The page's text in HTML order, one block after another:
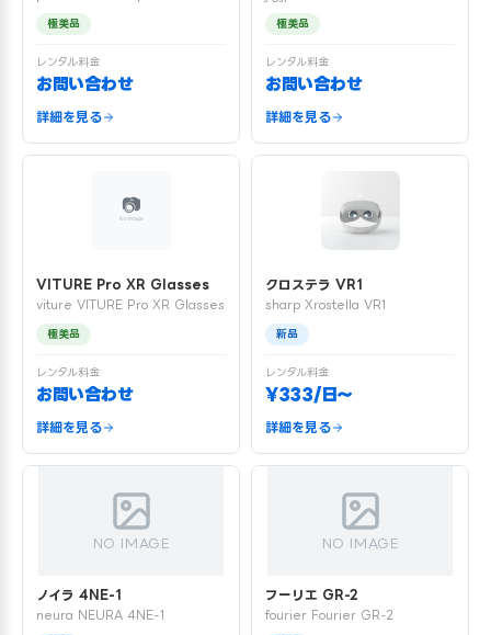
極美品
レンタル料金
お問い合わせ
詳細を見る
極美品
レンタル料金
お問い合わせ
詳細を見る
VITURE Pro XR Glasses
viture VITURE Pro XR Glasses
極美品
レンタル料金
お問い合わせ
詳細を見る
クロステラ VR1
sharp Xrostella VR1
新品
レンタル料金
¥333/日〜
詳細を見る
NO IMAGE
ノイラ 4NE-1
neura NEURA 4NE-1
NO IMAGE
フーリエ GR-2
fourier Fourier GR-2